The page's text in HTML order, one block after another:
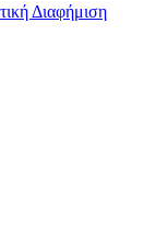
Διαφήμιση